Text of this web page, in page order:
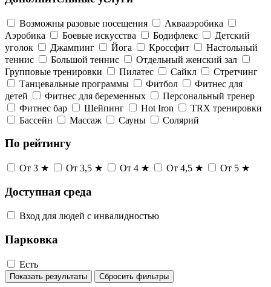
Возможны разовые посещения
Аквааэробика
Аэробика
Боевые искусства Бодифлекс
Детский
уголок
Джампинг Йога Кроссфит
Настольный
теннис
Большой теннис
Отдельный женский зал
Групповые тренировки
Пилатес Сайкл
Стретчинг
Танцевальные программы
Фитбол
Фитнес для
детей
Фитнес для беременных
Персональный тренер
Фитнес бар
Шейпинг Hot Iron
TRX тренировки
Бассейн
Массаж Сауны Солярий
По рейтингу
От 3 ★ От 3,5 ★ От 4 ★ От 4,5 ★ От 5 ★
Доступная среда
Вход для людей с инвалидностью
Парковка
Есть
Показать результаты Сбросить фильтры